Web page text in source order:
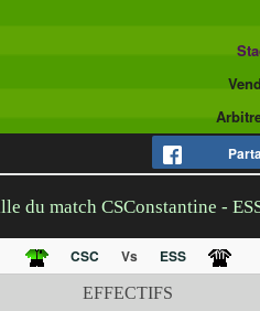
du match CSConstantine -
CSC Vs ESS
EFFECTIFS